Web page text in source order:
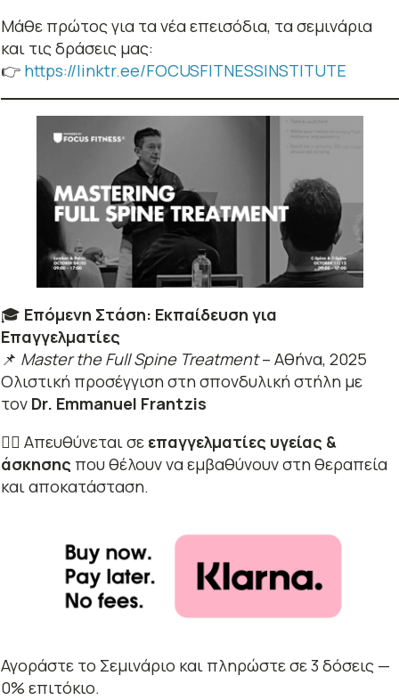
Μάθε πρώτος για τα νέα επεισόδια, τα σεμινάρια
και τις δράσεις μας:
👉 https://linktr.ee/FOCUSFITNESSINSTITUTE
🎓 Επόμενη Στάση: Εκπαίδευση για
Επαγγελματίες
📌 Master the Full Spine Treatment– Αθήνα, 2025
Ολιστική προσέγγιση στη σπονδυλική στήλη με
τον Dr. Emmanuel Frantzis
👩‍⚕️ Απευθύνεται σε επαγγελματίες υγείας &
άσκησης που θέλουν να εμβαθύνουν στη θεραπεία
και αποκατάσταση.
Αγοράστε το Σεμινάριο και πληρώστε σε 3 δόσεις —
0% επιτόκιο.